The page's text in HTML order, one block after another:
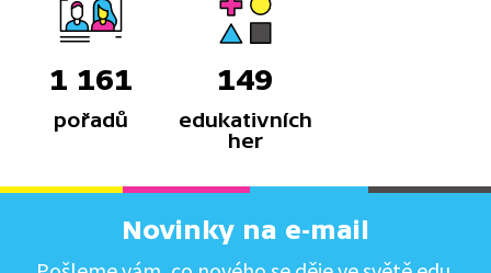
1 161
pořadů
149
edukativních
her
Novinky na e-mail